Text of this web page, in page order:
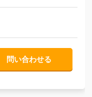
問い合わせる